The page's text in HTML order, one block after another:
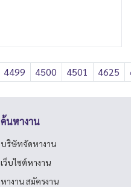
4499 4500 4501 4625
ค้นหางาน
บริษัทจัดหางาน
เว็บไซต์หางาน
หางาน สมัครงาน